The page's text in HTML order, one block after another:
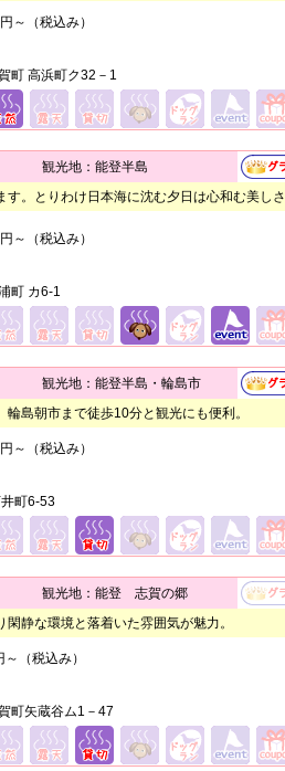
～（税込み）
町 高浜町ク32－1
観光地：能登半島
。とりわけ日本海に沈む夕日は心和む美しさ
～（税込み）
町 カ6-1
観光地：能登半島・輪島市
島朝市まで徒歩10分と観光にも便利。
～（税込み）
井町6-53
観光地：能登 志賀の郷
静な環境と落着いた雰囲気が魅力。
（税込み）
町矢蔵谷ム1－47